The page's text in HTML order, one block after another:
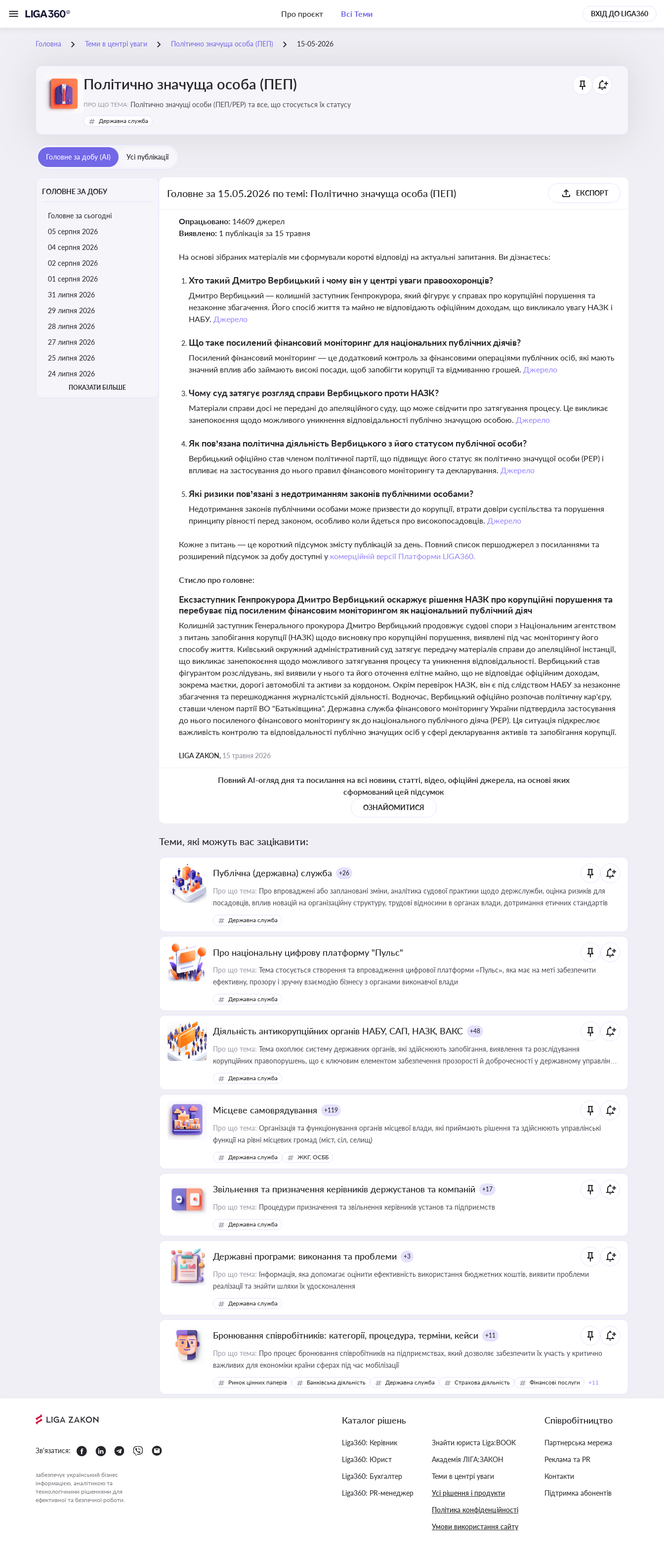
Про проєкт Всі Теми ВХІД ДО LIGA360
Головна Теми в центрі уваги Політично значуща особа (ПЕП) 15-05-2026
Політично значуща особа (ПЕП)
ПРО ЩО ТЕМА: Політично значущі особи (ПЕП/PEP) та все, що стосується їх статусу
Державна служба
Головне за добу (AI) Усі публікації
ГОЛОВНЕ ЗА ДОБУ
Головне за сьогодні
05 серпня 2026
04 серпня 2026
02 серпня 2026
01 серпня 2026
31 липня 2026
29 липня 2026
28 липня 2026
27 липня 2026
25 липня 2026
24 липня 2026
ПОКАЗАТИ БІЛЬШЕ
Головне за 15.05.2026 по темі: Політично значуща особа (ПЕП) ЕКСПОРТ
Опрацьовано: 14609 джерел
Виявлено: 1 публікація за 15 травня
На основі зібраних матеріалів ми сформували короткі відповіді на актуальні запитання. Ви дізнаєтесь:
Хто такий Дмитро Вербицький і чому він у центрі уваги правоохоронців?
Дмитро Вербицький — колишній заступник Генпрокурора, який фігурує у справах про корупційні порушення та
незаконне збагачення. Його спосіб життя та майно не відповідають офіційним доходам, що викликало увагу НАЗК і
НАБУ. Джерело
Що таке посилений фінансовий моніторинг для національних публічних діячів?
Посилений фінансовий моніторинг — це додатковий контроль за фінансовими операціями публічних осіб, які мають
значний вплив або займають високі посади, щоб запобігти корупції та відмиванню грошей. Джерело
Чому суд затягує розгляд справи Вербицького проти НАЗК?
Матеріали справи досі не передані до апеляційного суду, що може свідчити про затягування процесу. Це викликає
занепокоєння щодо можливого уникнення відповідальності публічно значущою особою. Джерело
Як пов’язана політична діяльність Вербицького з його статусом публічної особи?
Вербицький офіційно став членом політичної партії, що підвищує його статус як політично значущої особи (PEP) і
впливає на застосування до нього правил фінансового моніторингу та декларування. Джерело
Які ризики пов’язані з недотриманням законів публічними особами?
Недотримання законів публічними особами може призвести до корупції, втрати довіри суспільства та порушення
принципу рівності перед законом, особливо коли йдеться про високопосадовців. Джерело
Кожне з питань — це короткий підсумок змісту публікацій за день. Повний список першоджерел з посиланнями та
розширений підсумок за добу доступні у комерційній версії Платформи LIGA360.
Стисло про головне:
Ексзаступник Генпрокурора Дмитро Вербицький оскаржує рішення НАЗК про корупційні порушення та
перебуває під посиленим фінансовим моніторингом як національний публічний діяч
Колишній заступник Генерального прокурора Дмитро Вербицький продовжує судові спори з Національним агентством
з питань запобігання корупції (НАЗК) щодо висновку про корупційні порушення, виявлені під час моніторингу його
способу життя. Київський окружний адміністративний суд затягує передачу матеріалів справи до апеляційної інстанції,
що викликає занепокоєння щодо можливого затягування процесу та уникнення відповідальності. Вербицький став
фігурантом розслідувань, які виявили у нього та його оточення елітне майно, що не відповідає офіційним доходам,
зокрема маєтки, дорогі автомобілі та активи за кордоном. Окрім перевірок НАЗК, він є під слідством НАБУ за незаконне
збагачення та перешкоджання журналістській діяльності. Водночас, Вербицький офіційно розпочав політичну кар'єру,
ставши членом партії ВО "Батьківщина". Державна служба фінансового моніторингу України підтвердила застосування
до нього посиленого фінансового моніторингу як до національного публічного діяча (PEP). Ця ситуація підкреслює
важливість контролю та відповідальності публічно значущих осіб у сфері декларування активів та запобігання корупції.
LIGA ZAKON, 15 травня 2026
Повний AI-огляд дня та посилання на всі новини, статті, відео, офіційні джерела, на основі яких
сформований цей підсумок
ОЗНАЙОМИТИСЯ
Теми, які можуть вас зацікавити:
Публічна (державна) служба +26
Про що тема: Про впроваджені або заплановані зміни, аналітика судової практики щодо держслужби, оцінка ризиків для
посадовців, вплив новацій на організаційну структуру, трудові відносини в органах влади, дотримання етичних стандартів
Державна служба
Про національну цифрову платформу "Пульс"
Про що тема: Тема стосується створення та впровадження цифрової платформи «Пульс», яка має на меті забезпечити
ефективну, прозору і зручну взаємодію бізнесу з органами виконавчої влади
Державна служба
Діяльність антикорупційних органів НАБУ, САП, НАЗК, ВАКС +48
Про що тема: Тема охоплює систему державних органів, які здійснюють запобігання, виявлення та розслідування
корупційних правопорушень, що є ключовим елементом забезпечення прозорості й доброчесності у державному управлінні
та бізнесі
Державна служба
Місцеве самоврядування +119
Про що тема: Організація та функціонування органів місцевої влади, які приймають рішення та здійснюють управлінські
функції на рівні місцевих громад (міст, сіл, селищ)
Державна служба ЖКГ, ОСББ
Звільнення та призначення керівників держустанов та компаній +17
Про що тема: Процедури призначення та звільнення керівників установ та підприємств
Державна служба
Державні програми: виконання та проблеми +3
Про що тема: Інформація, яка допомагає оцінити ефективність використання бюджетних коштів, виявити проблеми
реалізації та знайти шляхи їх удосконалення
Державна служба
Бронювання співробітників: категорії, процедура, терміни, кейси +11
Про що тема: Про процес бронювання співробітників на підприємствах, який дозволяє забезпечити їх участь у критично
важливих для економіки країни сферах під час мобілізації
Ринок цінних паперів Банківська діяльність Державна служба Страхова діяльність Фінансові послуги +11
Зв'язатися:
забезпечує український бізнес
інформацією, аналітикою та
технологічними рішеннями для
ефективної та безпечної роботи.
Каталог рішень
Liga360: Керівник
Liga360: Юрист
Liga360: Бухгалтер
Liga360: PR-менеджер
Знайти юриста Liga:BOOK
Академія ЛІГА:ЗАКОН
Теми в центрі уваги
Усі рішення і продукти
Політика конфіденційності
Умови використання сайту
Співробітництво
Партнерська мережа
Реклама та PR
Контакти
Підтримка абонентів